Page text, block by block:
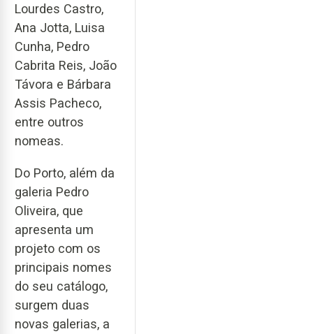
Lourdes Castro,
Ana Jotta, Luisa
Cunha, Pedro
Cabrita Reis, João
Távora e Bárbara
Assis Pacheco,
entre outros
nomeas.
Do Porto, além da
galeria Pedro
Oliveira, que
apresenta um
projeto com os
principais nomes
do seu catálogo,
surgem duas
novas galerias, a